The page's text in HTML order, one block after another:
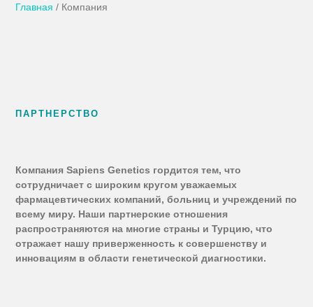
Главная / Компания
ПАРТНЕРСТВО
Компания Sapiens Genetics гордится тем, что
сотрудничает с широким кругом уважаемых
фармацевтических компаний, больниц и учреждений по
всему миру. Наши партнерские отношения
распространяются на многие страны и Турцию, что
отражает нашу приверженность к совершенству и
инновациям в области генетической диагностики.